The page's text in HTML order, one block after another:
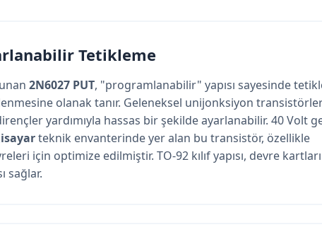
Tetikleme
2N6027 PUT, "programlanabilir" yapısı sayesinde
olanak tanır. Geleneksel unijonksiyon
yardımıyla hassas bir şekilde ayarlanabilir. 40 Volt
teknik envanterinde yer alan bu transistör, özellikle
için optimize edilmiştir. TO-92 kılıf yapısı, devre
sağlar.